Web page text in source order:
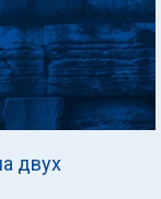
двух